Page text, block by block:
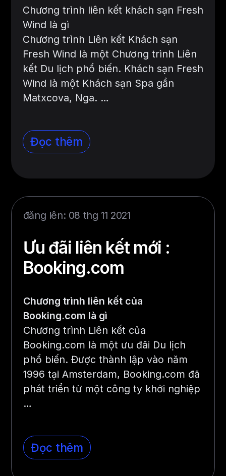
Chương trình liên kết khách sạn Fresh
Wind là gì
Chương trình Liên kết Khách sạn
Fresh Wind là một Chương trình Liên
kết Du lịch phổ biến. Khách sạn Fresh
Wind là một Khách sạn Spa gần
Matxcova, Nga. …
Đọc thêm
đăng lên: 08 thg 11 2021
Ưu đãi liên kết mới :
Booking.com
Chương trình liên kết của
Booking.com là gì
Chương trình Liên kết của
Booking.com là một ưu đãi Du lịch
phổ biến. Được thành lập vào năm
1996 tại Amsterdam, Booking.com đã
phát triển từ một công ty khởi nghiệp
…
Đọc thêm